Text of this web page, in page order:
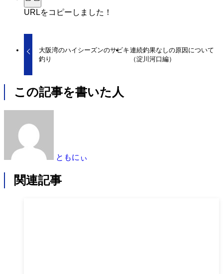
URLをコピーしました！
大阪湾のハイシーズンのサビキ
釣り
連続釣果なしの原因について
（淀川河口編）
この記事を書いた人
ともにぃ
関連記事